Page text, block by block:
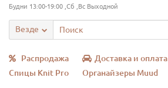
Будни 13:00-19:00 ,Сб ,Вс Выходной
Везде
Распродажа Доставка и оплата
Спицы Knit Pro
Органайзеры Muud